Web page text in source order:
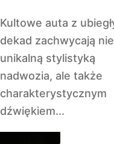
Kultowe auta z ubiegłych
dekad zachwycają
unikalną stylistyką
nadwozia, ale także
charakterystycznym
dźwiękiem...